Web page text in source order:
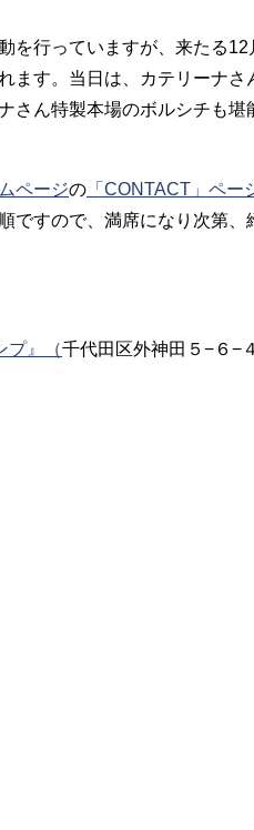
を行っていますが、来たる12
ます。当日は、カテリーナさ
さん特製本場のボルシチも堪
ページの 「CONTACT」ペー
ですので、満席になり次第、
プ』（千代田区外神田５−６